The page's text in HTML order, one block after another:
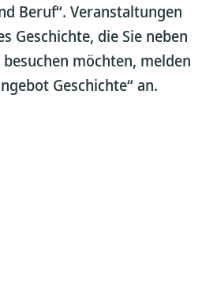
Beruf“. Veranstaltungen
Geschichte, die Sie neben
möchten, melden
Geschichte“ an.